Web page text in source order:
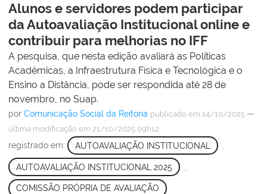
Alunos e servidores podem participar
da Autoavaliação Institucional online e
contribuir para melhorias no IFF
A pesquisa, que nesta edição avaliará as Políticas
Acadêmicas, a Infraestrutura Física e Tecnológica e o
Ensino a Distância, pode ser respondida até 28 de
novembro, no Suap.
por Comunicação Social da Reitoria publicado em 14/10/2025 —
última modificação em 21/10/2025 09h12
registrado em: AUTOAVALIAÇÃO INSTITUCIONAL
AUTOAVALIAÇÃO INSTITUCIONAL 2025
COMISSÃO PRÓPRIA DE AVALIAÇÃO